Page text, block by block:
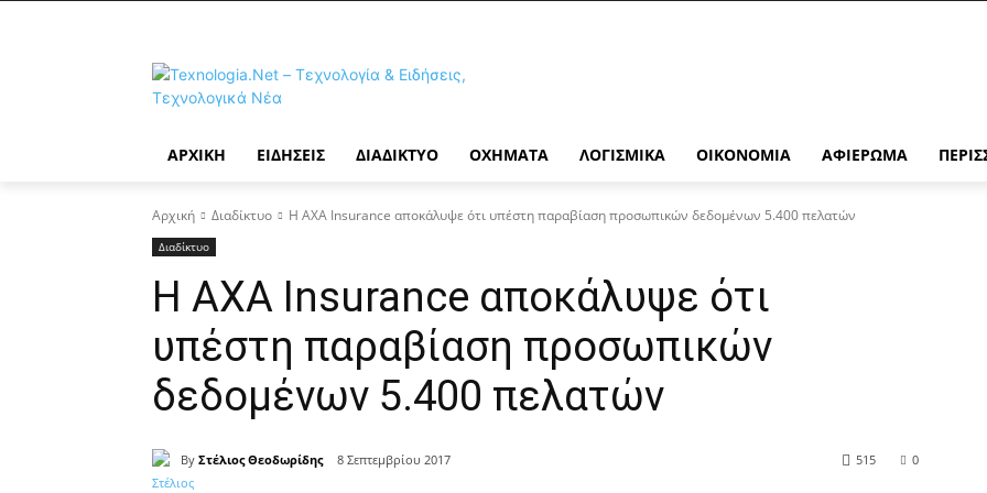
ΑΡΧΙΚΉ ΕΙΔΉΣΕΙΣ ΔΙΑΔΊΚΤΥΟ ΟΧΉΜΑΤΑ ΛΟΓΙΣΜΙΚΆ ΟΙΚΟΝΟΜΊΑ ΑΦΙΈΡΩΜΑ
Αρχική Διαδίκτυο Η AXA Insurance αποκάλυψε ότι υπέστη παραβίαση προσωπικών δεδομένων 5.400 πελατών
Διαδίκτυο
Η AXA Insurance αποκάλυψε ότι
υπέστη παραβίαση προσωπικών
δεδομένων 5.400 πελατών
By Στέλιος Θεοδωρίδης 8 Σεπτεμβρίου 2017 0
515